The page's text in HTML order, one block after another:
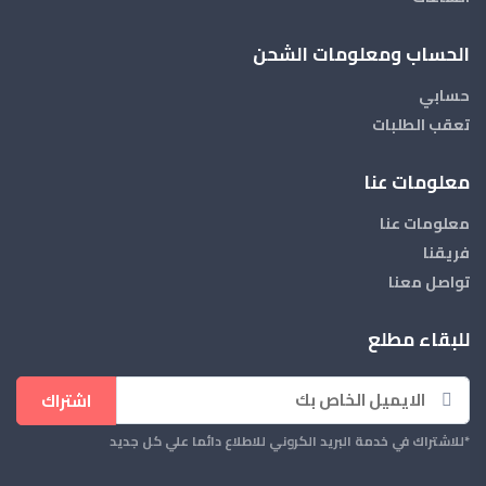
الحساب ومعلومات الشحن
حسابي
تعقب الطلبات
معلومات عنا
معلومات عنا
فريقنا
تواصل معنا
للبقاء مطلع
اشتراك
*للاشتراك في خدمة البريد الكروني للاطلاع دائما علي كل جديد